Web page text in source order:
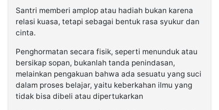
Santri memberi amplop atau hadiah bukan karena
relasi kuasa, tetapi sebagai bentuk rasa syukur dan
cinta.
Penghormatan secara fisik, seperti menunduk atau
bersikap sopan, bukanlah tanda penindasan,
melainkan pengakuan bahwa ada sesuatu yang suci
dalam proses belajar, yaitu keberkahan ilmu yang
tidak bisa dibeli atau dipertukarkan